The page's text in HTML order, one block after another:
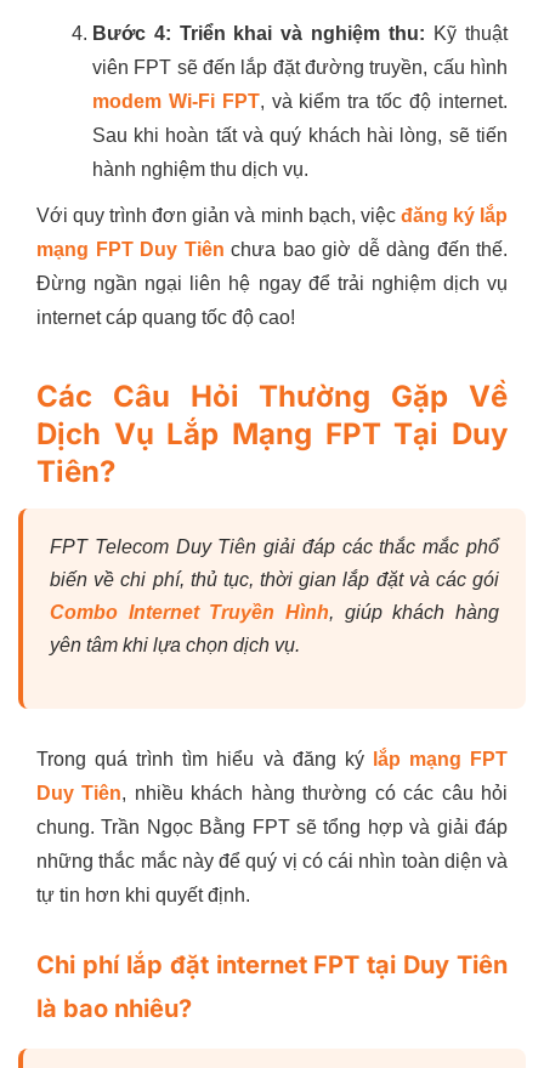
Bước 4: Triển khai và nghiệm thu: Kỹ thuật
viên FPT sẽ đến lắp đặt đường truyền, cấu hình
modem Wi-Fi FPT, và kiểm tra tốc độ internet.
Sau khi hoàn tất và quý khách hài lòng, sẽ tiến
hành nghiệm thu dịch vụ.
Với quy trình đơn giản và minh bạch, việc đăng ký lắp
mạng FPT Duy Tiên chưa bao giờ dễ dàng đến thế.
Đừng ngần ngại liên hệ ngay để trải nghiệm dịch vụ
internet cáp quang tốc độ cao!
Các Câu Hỏi Thường Gặp Về
Dịch Vụ Lắp Mạng FPT Tại Duy
Tiên?
FPT Telecom Duy Tiên giải đáp các thắc mắc phổ
biến về chi phí, thủ tục, thời gian lắp đặt và các gói
Combo Internet Truyền Hình, giúp khách hàng
yên tâm khi lựa chọn dịch vụ.
Trong quá trình tìm hiểu và đăng ký
lắp mạng FPT
Duy Tiên, nhiều khách hàng thường có các câu hỏi
chung. Trần Ngọc Bằng FPT sẽ tổng hợp và giải đáp
những thắc mắc này để quý vị có cái nhìn toàn diện và
tự tin hơn khi quyết định.
Chi phí lắp đặt internet FPT tại Duy Tiên
là bao nhiêu?